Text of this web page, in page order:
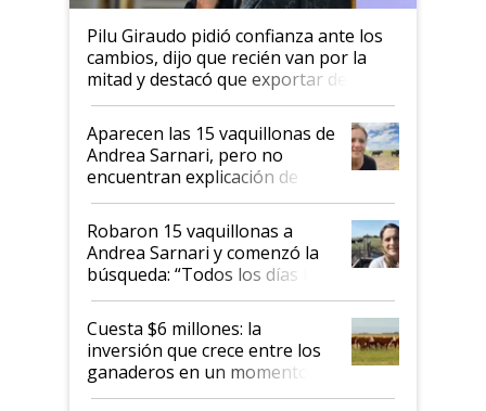
Pilu Giraudo pidió confianza ante los
cambios, dijo que recién van por la
mitad y destacó que exportar dejó de
ser "para unos pocos": "Tenemos un
mandato muy claro del gobierno
nacional"
Aparecen las 15 vaquillonas de
Andrea Sarnari, pero no
encuentran explicación de
cómo llegaron allí
Robaron 15 vaquillonas a
Andrea Sarnari y comenzó la
búsqueda: “Todos los días le
toca a algún productor”
Cuesta $6 millones: la
inversión que crece entre los
ganaderos en un momento
histórico para la actividad